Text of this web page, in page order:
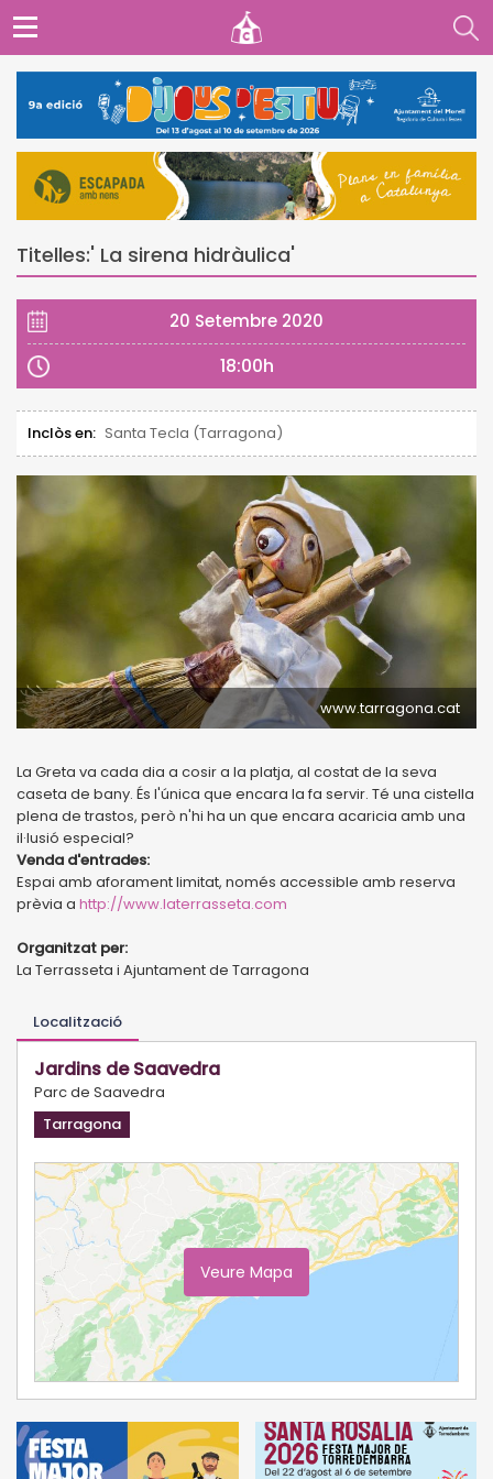
Titelles:' La sirena hidràulica'
20 Setembre 2020
18:00h
Inclòs en: Santa Tecla (Tarragona)
www.tarragona.cat
La Greta va cada dia a cosir a la platja, al costat de la seva
caseta de bany. És l'única que encara la fa servir. Té una cistella
plena de trastos, però n'hi ha un que encara acaricia amb una
il·lusió especial?
Venda d'entrades:
Espai amb aforament limitat, només accessible amb reserva
prèvia a http://www.laterrasseta.com
Organitzat per:
La Terrasseta i Ajuntament de Tarragona
Localització
Jardins de Saavedra
Parc de Saavedra
Tarragona
Veure Mapa